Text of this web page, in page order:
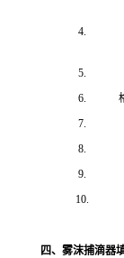
4.
5.
6.
7.
8.
9.
10.
四、雾沫捕滴器